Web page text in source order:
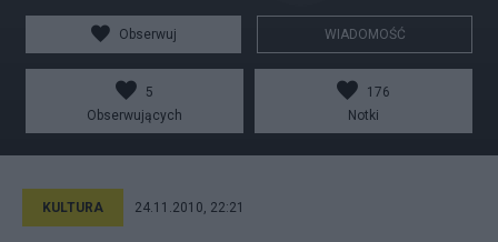
Obserwuj WIADOMOŚĆ
5
Obserwujących
176
Notki
KULTURA 24.11.2010, 22:21